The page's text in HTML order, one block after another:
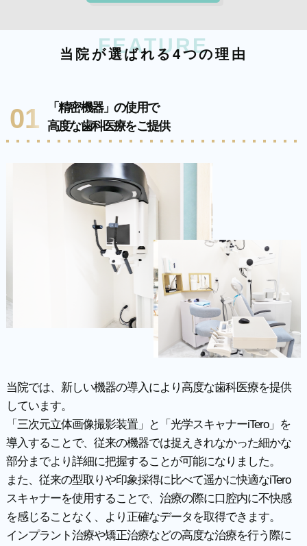
FEATURE
当 院が選ばれる4つの理 由
01
「精密機器」の使用で
高度な歯科医療をご提供
当院では、新しい機器の導入により高度な歯科医療を提供
しています。
「三次元立体画像撮影装置」と「光学スキャナーiTero」を
導入することで、従来の機器では捉えきれなかった細かな
部分までより詳細に把握することが可能になりました。
また、従来の型取りや印象採得に比べて遥かに快適なiTero
スキャナーを使用することで、治療の際に口腔内に不快感
を感じることなく、より正確なデータを取得できます。
インプラント治療や矯正治療などの高度な治療を行う際に